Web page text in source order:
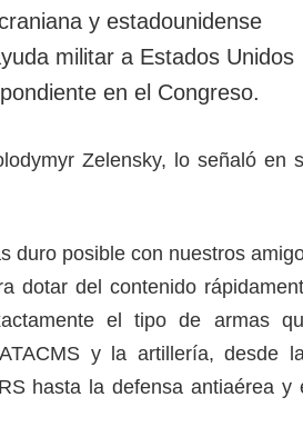
y estadounidense
militar a Estados Unidos
en el Congreso.
Zelensky, lo señaló en
duro posible con nuestros
dotar del contenido
el tipo de armas
y la artillería, desde
hasta la defensa antiaérea y